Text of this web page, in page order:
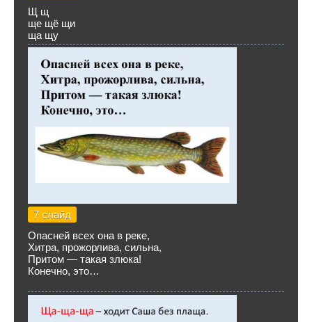
Щ щ
ще щё щи
ща щу
7 слайд
Опасней всех она в реке,
Хитра, прожорлива, сильна,
Притом — такая злюка!
Конечно, это…